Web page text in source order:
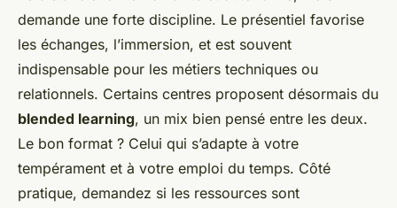
demande une forte discipline. Le présentiel favorise
les échanges, l’immersion, et est souvent
indispensable pour les métiers techniques ou
relationnels. Certains centres proposent désormais du
blended learning, un mix bien pensé entre les deux.
Le bon format ? Celui qui s’adapte à votre
tempérament et à votre emploi du temps. Côté
pratique, demandez si les ressources sont